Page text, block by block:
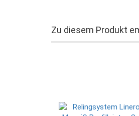
Zu diesem Produkt